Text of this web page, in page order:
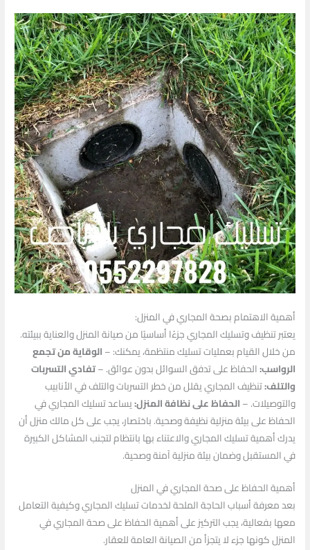
أهمية الاهتمام بصحة المجاري في المنزل:
يعتبر تنظيف وتسليك المجاري جزءًا أساسيًا من صيانة المنزل والعناية ببيئته.
من خلال القيام بعمليات تسليك منتظمة، يمكنك: –الوقاية من تجمع
الرواسب:الحفاظ على تدفق السوائل بدون عوائق. –تفادي التسربات
والتلف:تنظيف المجاري يقلل من خطر التسربات والتلف في الأنابيب
والتوصيلات. –الحفاظ على نظافة المنزل:يساعد تسليك المجاري في
الحفاظ على بيئة منزلية نظيفة وصحية. باختصار، يجب على كل مالك منزل أن
يدرك أهمية تسليك المجاري والاعتناء بها بانتظام لتجنب المشاكل الكبيرة
في المستقبل وضمان بيئة منزلية آمنة وصحية.
أهمية الحفاظ على صحة المجاري في المنزل
بعد معرفة أسباب الحاجة الملحة لخدمات تسليك المجاري وكيفية التعامل
معها بفعالية، يجب التركيز على أهمية الحفاظ على صحة المجاري في
المنزل كونها جزء لا يتجزأ من الصيانة العامة للعقار.